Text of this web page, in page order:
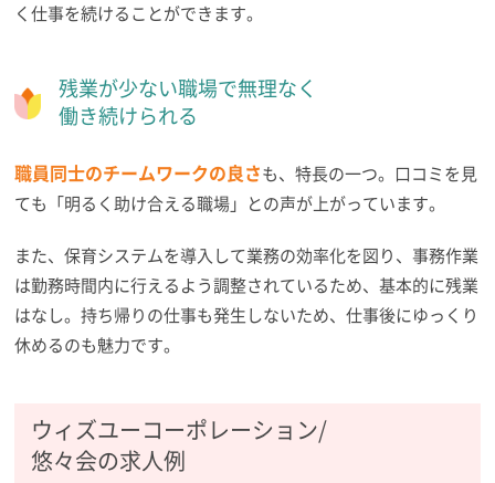
く仕事を続けることができます。
残業が少ない職場で無理なく
働き続けられる
職員同士のチームワークの良さも、特長の一つ。口コミを見
ても「明るく助け合える職場」との声が上がっています。
また、保育システムを導入して業務の効率化を図り、事務作業
は勤務時間内に行えるよう調整されているため、基本的に残業
はなし。持ち帰りの仕事も発生しないため、仕事後にゆっくり
休めるのも魅力です。
ウィズユーコーポレーション/
悠々会の求人例